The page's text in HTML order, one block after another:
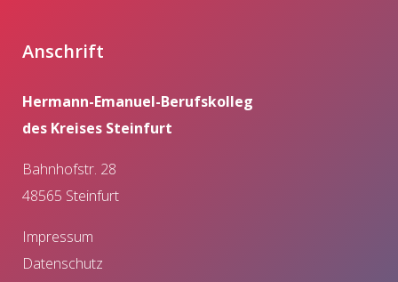
Anschrift
Hermann-Emanuel-Berufskolleg
des Kreises Steinfurt
Bahnhofstr. 28
48565 Steinfurt
Impressum
Datenschutz